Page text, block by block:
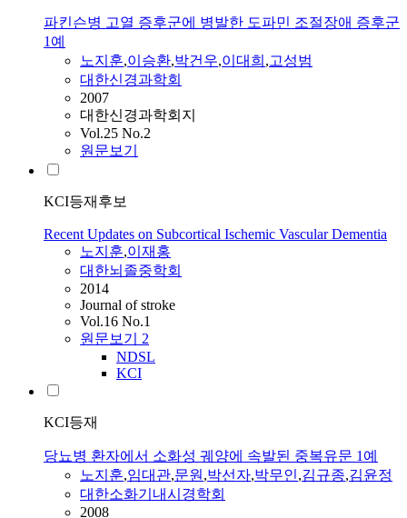
파킨슨병 고열 증후군에 병발한 도파민 조절장애 증후군
1예
노지훈,이승환,박건우,이대희 ,고성범
대한신경과학회
2007
대한신경과학회지
Vol.25 No.2
원문보기
KCI등재후보
Recent Updates on Subcortical Ischemic Vascular Dementia
노지훈,이재홍
대한뇌졸중학회
2014
Journal of stroke
Vol.16 No.1
원문보기 2
NDSL
KCI
KCI등재
당뇨병 환자에서 소화성 궤양에 속발된 중복유문 1예
노지훈,임대관,문원,박선자,박무인,김규종,김윤정
대한소화기내시경학회
2008